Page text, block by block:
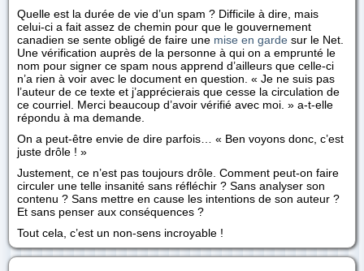
Quelle est la durée de vie d’un spam ? Difficile à dire, mais
celui-ci a fait assez de chemin pour que le gouvernement
canadien se sente obligé de faire une mise en garde sur le Net.
Une vérification auprès de la personne à qui on a emprunté le
nom pour signer ce spam nous apprend d’ailleurs que celle-ci
n’a rien à voir avec le document en question. « Je ne suis pas
l’auteur de ce texte et j’apprécierais que cesse la circulation de
ce courriel. Merci beaucoup d’avoir vérifié avec moi. » a-t-elle
répondu à ma demande.
On a peut-être envie de dire parfois… « Ben voyons donc, c’est
juste drôle ! »
Justement, ce n’est pas toujours drôle. Comment peut-on faire
circuler une telle insanité sans réfléchir ? Sans analyser son
contenu ? Sans mettre en cause les intentions de son auteur ?
Et sans penser aux conséquences ?
Tout cela, c’est un non-sens incroyable !